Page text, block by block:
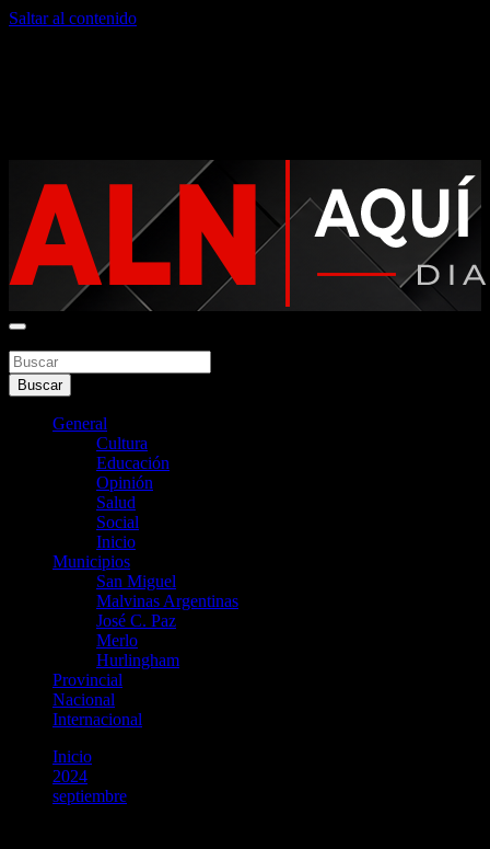
Saltar al contenido
Aquí La Noticia
Buscar
General
Cultura
Educación
Opinión
Salud
Social
Inicio
Municipios
San Miguel
Malvinas Argentinas
José C. Paz
Merlo
Hurlingham
Provincial
Nacional
Internacional
Inicio
2024
septiembre